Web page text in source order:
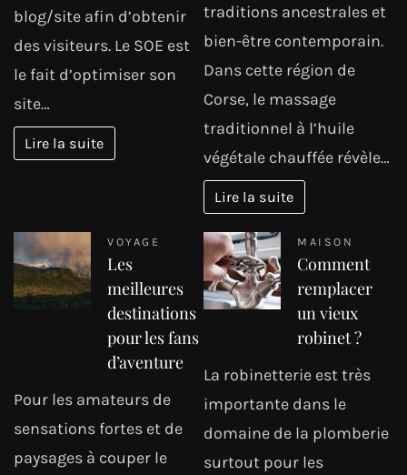
blog/site afin d’obtenir
des visiteurs. Le SOE est
le fait d’optimiser son
site…
Lire la suite
traditions ancestrales et
bien-être contemporain.
Dans cette région de
Corse, le massage
traditionnel à l’huile
végétale chauffée révèle…
Lire la suite
VOYAGE
Les
meilleures
destinations
pour les fans
d’aventure
Pour les amateurs de
sensations fortes et de
paysages à couper le
MAISON
Comment
remplacer
un vieux
robinet ?
La robinetterie est très
importante dans le
domaine de la plomberie
surtout pour les